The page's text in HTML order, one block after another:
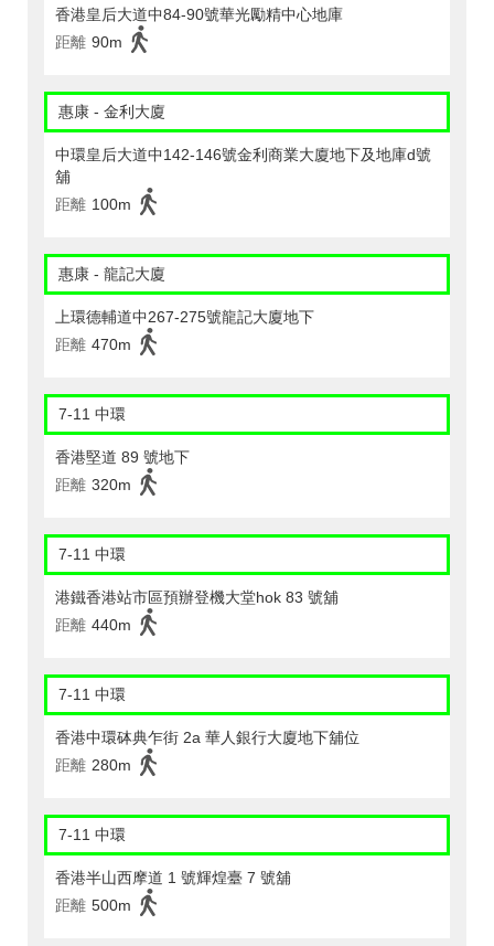
香港皇后大道中84-90號華光勵精中心地庫
距離 90m
惠康 - 金利大廈
中環皇后大道中142-146號金利商業大廈地下及地庫d號
舖
距離 100m
惠康 - 龍記大廈
上環德輔道中267-275號龍記大廈地下
距離 470m
7-11 中環
香港堅道 89 號地下
距離 320m
7-11 中環
港鐵香港站市區預辦登機大堂hok 83 號舖
距離 440m
7-11 中環
香港中環砵典乍街 2a 華人銀行大廈地下舖位
距離 280m
7-11 中環
香港半山西摩道 1 號輝煌臺 7 號舖
距離 500m